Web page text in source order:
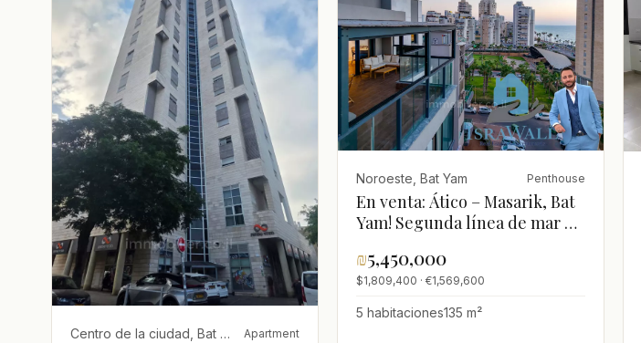
Centro de la ciudad, Bat Yam Apartment
Noroeste, Bat Yam Penthouse
En venta: Ático – Masarik, Bat
Yam! Segunda línea de mar –
₪5,450,000
$1,809,400 · €1,569,600
5 habitaciones135 m²